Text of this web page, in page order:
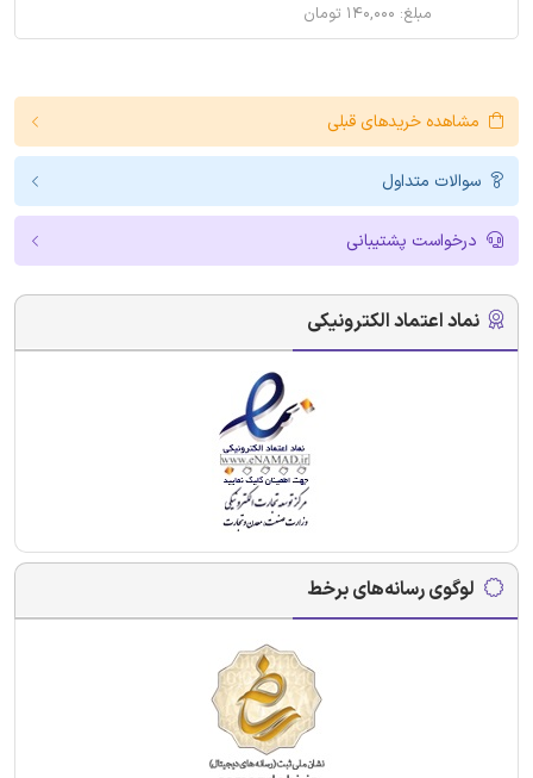
مبلغ: ۱۴۰,۰۰۰ تومان
مشاهده خریدهای قبلی
سوالات متداول
درخواست پشتیبانی
نماد اعتماد الکترونیکی
لوگوی رسانه‌های برخط